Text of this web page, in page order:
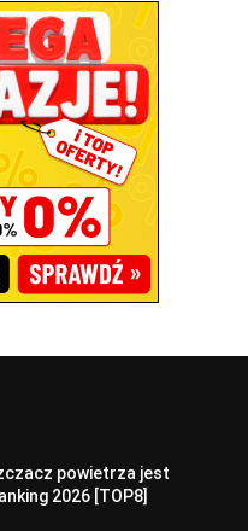
powietrza jest
2026 [TOP8]